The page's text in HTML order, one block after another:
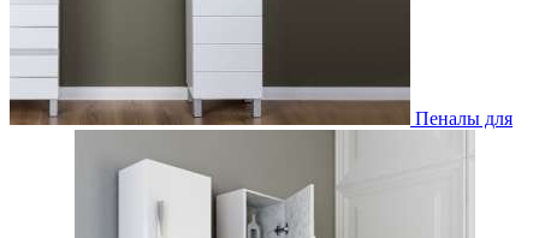
Пеналы для